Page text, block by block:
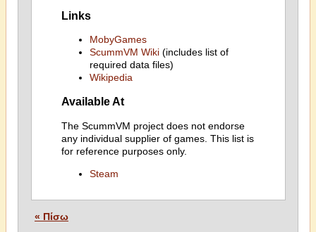
Links
MobyGames
ScummVM Wiki(includes list of
required data files)
Wikipedia
Available At
The ScummVM project does not endorse
any individual supplier of games. This list is
for reference purposes only.
Steam
« Πίσω